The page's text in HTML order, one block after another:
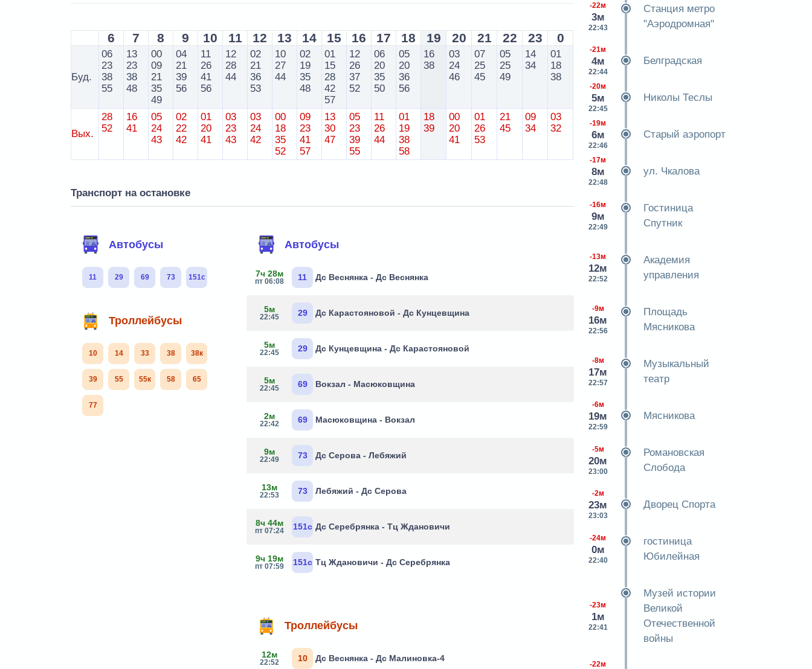
6 7 8 9 10 11 12 13 14 15 16 17 18 19 20 21 22 23 0
Буд.
06
23
38
55
13
23
38
48
00
09
21
35
49
04
21
39
56
11
26
41
56
12
28
44
02
21
36
53
10
27
44
02
19
35
48
01
15
28
42
57
12
26
37
52
06
20
35
50
05
20
36
56
16
38
03
24
46
07
25
45
05
25
49
14
34
01
18
38
Вых.
28
52
16
41
05
24
43
02
22
42
01
20
41
03
23
43
03
24
42
00
18
35
52
09
23
41
57
13
30
47
05
23
39
55
11
26
44
01
19
38
58
18
39
00
20
41
01
26
53
21
45
09
34
03
32
Транспорт на остановке
Автобусы
11 29 69 73 151с
Троллейбусы
10 14 33 38 38к
39 55 55к 58 65
77
Автобусы
7ч 28м
пт 06:08 11 Дс Веснянка - Дс Веснянка
5м
22:45 29 Дс Карастояновой - Дс Кунцевщина
5м
22:45 29 Дс Кунцевщина - Дс Карастояновой
5м
22:45 69 Вокзал - Масюковщина
2м
22:42 69 Масюковщина - Вокзал
9м
22:49 73 Дс Серова - Лебяжий
13м
22:53 73 Лебяжий - Дс Серова
8ч 44м
пт 07:24 151с Дс Серебрянка - Тц Ждановичи
9ч 19м
пт 07:59 151с Тц Ждановичи - Дс Серебрянка
Троллейбусы
12м
22:52 10 Дс Веснянка - Дс Малиновка-4
-22м
3м
22:43
Станция метро
"Аэродромная"
-21м
4м
22:44
Белградская
-20м
5м
22:45
Николы Теслы
-19м
6м
22:46
Старый аэропорт
-17м
8м
22:48
ул. Чкалова
-16м
9м
22:49
Гостиница
Спутник
-13м
12м
22:52
Академия
управления
-9м
16м
22:56
Площадь
Мясникова
-8м
17м
22:57
Музыкальный
театр
-6м
19м
22:59
Мясникова
-5м
20м
23:00
Романовская
Слобода
-2м
23м
23:03
Дворец Спорта
-24м
0м
22:40
гостиница
Юбилейная
-23м
1м
22:41
Музей истории
Великой
Отечественной
войны
-22м